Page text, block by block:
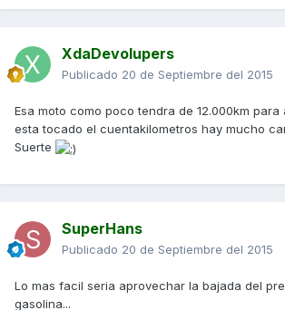
XdaDevolupers
Publicado 20 de Septiembre del 2015
Esa moto como poco tendra de 12.000km
esta tocado el cuentakilometros hay mucho
Suerte
SuperHans
Publicado 20 de Septiembre del 2015
Lo mas facil seria aprovechar la bajada del
gasolina...